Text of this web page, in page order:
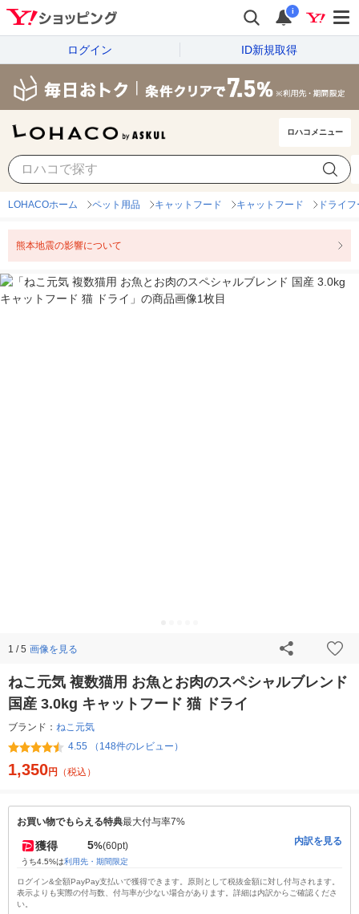
i
ログイン ID新規取得
ロハコメニュー
LOHACOホーム ペット用品 キャットフード キャットフード ドライ
熊本地震の影響について
1 / 5 画像を見る
ねこ元気 複数猫用 お魚とお肉のスペシャルブレンド
国産 3.0kg キャットフード 猫 ドライ
ブランド： ねこ元気
4.55 （148件のレビュー）
1,350円 （税込）
お買い物でもらえる特典最大付与率7%
獲得 5%(60pt)
うち4.5%は利用先・期間限定
内訳を見る
ログイン&全額PayPay支払いで獲得できます。原則として税抜金額に対し付与されます。
表示よりも実際の付与数、付与率が少ない場合があります。詳細は内訳からご確認くださ
い。